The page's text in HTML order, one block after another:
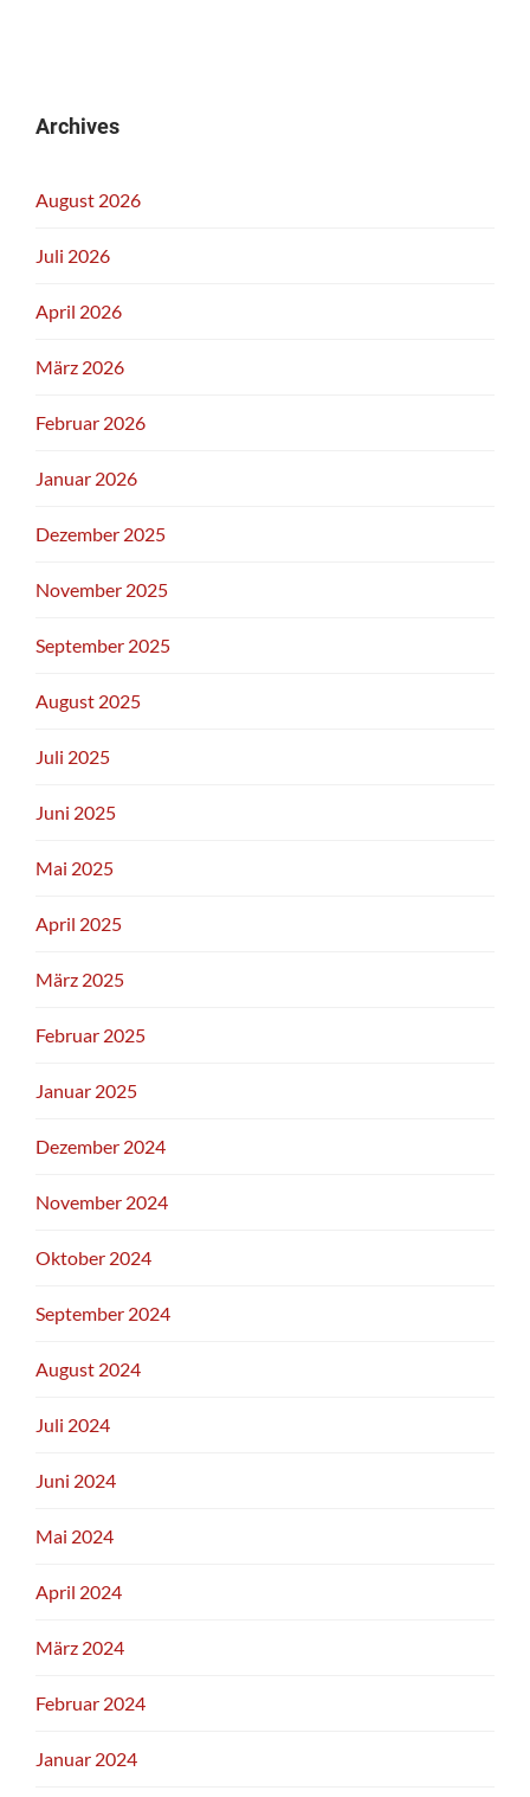
Archives
August 2026
Juli 2026
April 2026
März 2026
Februar 2026
Januar 2026
Dezember 2025
November 2025
September 2025
August 2025
Juli 2025
Juni 2025
Mai 2025
April 2025
März 2025
Februar 2025
Januar 2025
Dezember 2024
November 2024
Oktober 2024
September 2024
August 2024
Juli 2024
Juni 2024
Mai 2024
April 2024
März 2024
Februar 2024
Januar 2024